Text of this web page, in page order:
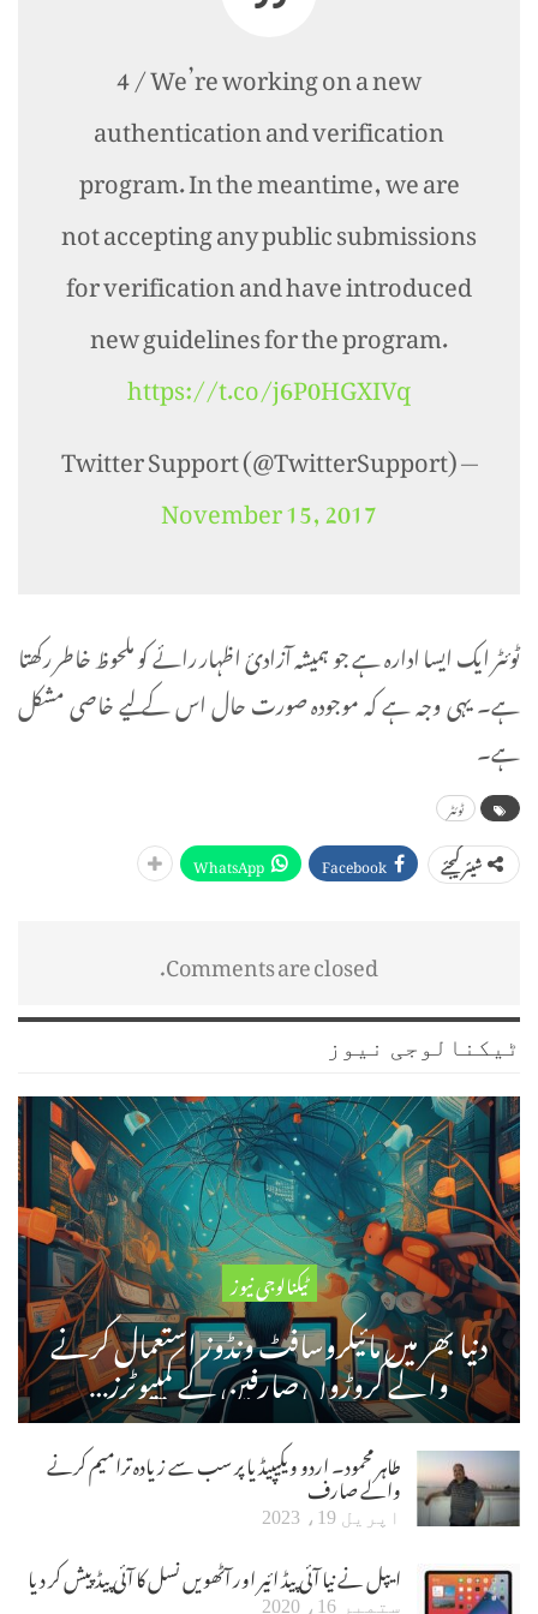
4 / We’re working on a new
authentication and verification
program. In the meantime, we are
not accepting any public submissions
for verification and have introduced
new guidelines for the program.
https://t.co/j6P0HGXIVq
— Twitter Support (@TwitterSupport)
November 15, 2017
ٹوئٹر ایک ایسا ادارہ ہے جو ہمیشہ آزادئ اظہار رائے کو ملحوظ خاطر رکھتا
ہے۔ یہی وجہ ہے کہ موجودہ صورت حال اس کے لیے خاصی مشکل
ہے۔
ٹوئٹر
شیئر کیجئے Facebook
WhatsApp
Comments are closed.
ٹیکنالوجی نیوز
ٹیکنالوجی نیوز
دنیا بھر میں مائیکروسافٹ ونڈوز استعمال کرنے
والے کروڑوں صارفین کے کمپیوٹرز…
طاہر محمود۔ اردو ویکیپیڈیا پر سب سے زیادہ ترامیم کرنے
والے صارف
اپریل 19، 2023
ایپل نے نیا آئی پیڈ ائیر اور آٹھویں نسل کا آئی پیڈ پیش کر دیا
ستمبر 16، 2020